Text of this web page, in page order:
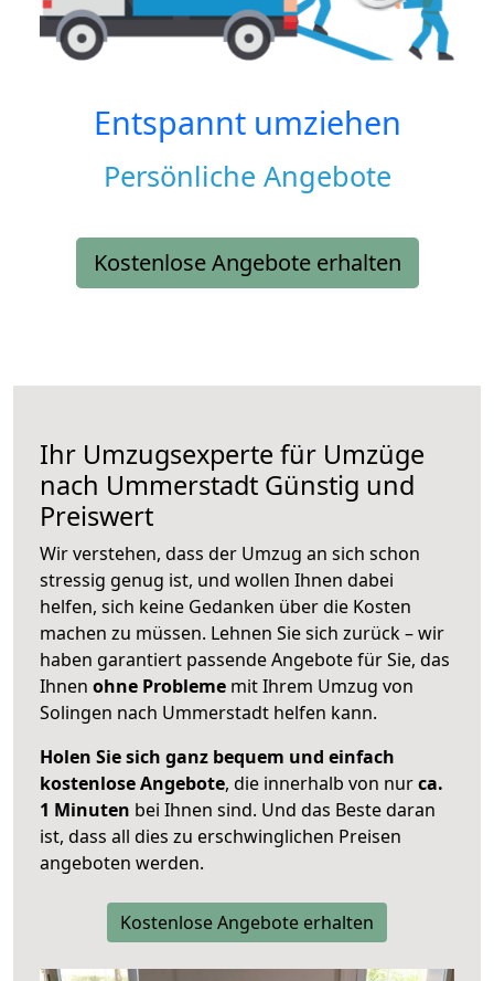
Entspannt umziehen
Persönliche Angebote
Kostenlose Angebote erhalten
Ihr Umzugsexperte für Umzüge
nach Ummerstadt Günstig und
Preiswert
Wir verstehen, dass der Umzug an sich schon
stressig genug ist, und wollen Ihnen dabei
helfen, sich keine Gedanken über die Kosten
machen zu müssen. Lehnen Sie sich zurück – wir
haben garantiert passende Angebote für Sie, das
Ihnen ohne Probleme mit Ihrem Umzug von
Solingen nach Ummerstadt helfen kann.
Holen Sie sich ganz bequem und einfach
kostenlose Angebote, die innerhalb von nurca.
1 Minuten bei Ihnen sind. Und das Beste daran
ist, dass all dies zu erschwinglichen Preisen
angeboten werden.
Kostenlose Angebote erhalten